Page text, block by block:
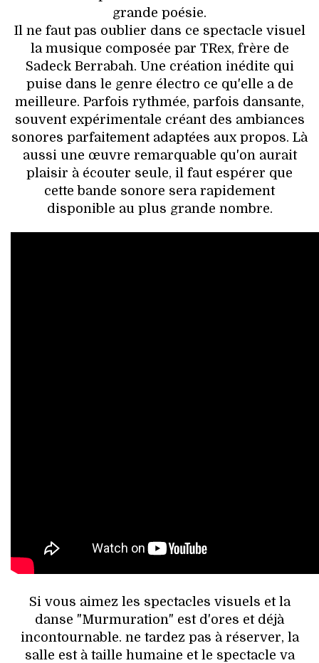
grande poésie.
Il ne faut pas oublier dans ce spectacle visuel
la musique composée par TRex, frère de
Sadeck Berrabah. Une création inédite qui
puise dans le genre électro ce qu'elle a de
meilleure. Parfois rythmée, parfois dansante,
souvent expérimentale créant des ambiances
sonores parfaitement adaptées aux propos. Là
aussi une œuvre remarquable qu'on aurait
plaisir à écouter seule, il faut espérer que
cette bande sonore sera rapidement
disponible au plus grande nombre.
Si vous aimez les spectacles visuels et la
danse "Murmuration" est d'ores et déjà
incontournable. ne tardez pas à réserver, la
salle est à taille humaine et le spectacle va